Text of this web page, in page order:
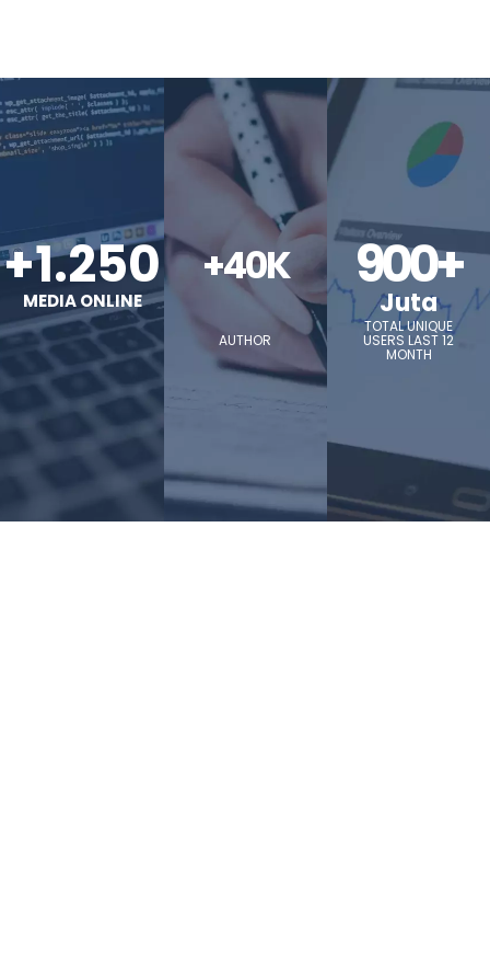
+1.250
MEDIA ONLINE
+40K
AUTHOR
900+
Juta
TOTAL UNIQUE
USERS LAST 12
MONTH